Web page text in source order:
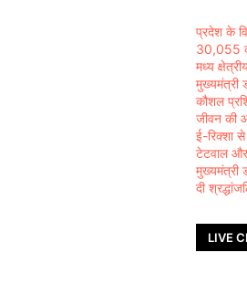
प्रदेश के
30,055
मध्य
मुख्यमंत्री
कौशल
जीवन की
ई-रिक्शा
टेटवाल और
मुख्यमंत्री
दी
LIVE